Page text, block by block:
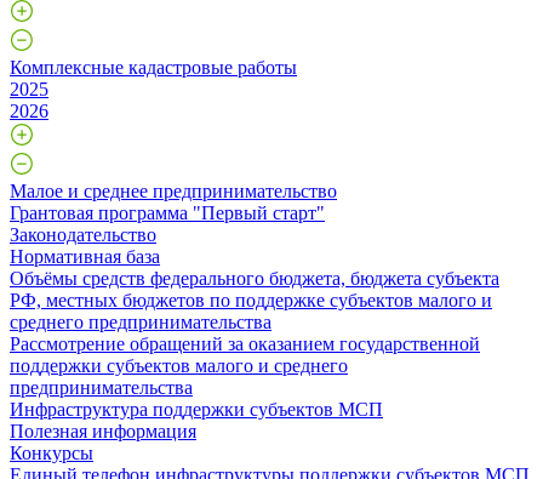
Комплексные кадастровые работы
2025
2026
Малое и среднее предпринимательство
Грантовая программа "Первый старт"
Законодательство
Нормативная база
Объёмы средств федерального бюджета, бюджета субъекта
РФ, местных бюджетов по поддержке субъектов малого и
среднего предпринимательства
Рассмотрение обращений за оказанием государственной
поддержки субъектов малого и среднего
предпринимательства
Инфраструктура поддержки субъектов МСП
Полезная информация
Конкурсы
Единый телефон инфраструктуры поддержки субъектов МСП